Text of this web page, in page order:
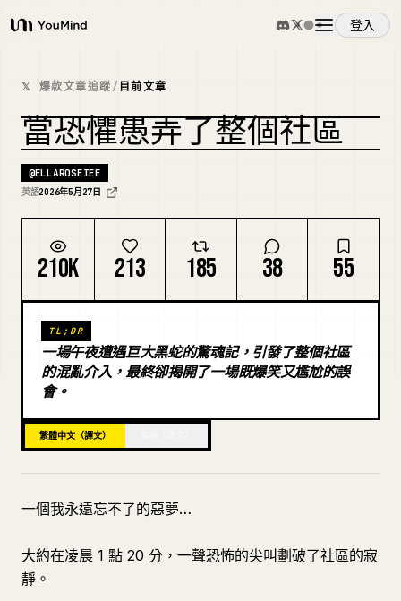
YouMind
登入
概覽
使用案例
技能
提示詞
下載
部落格
𝕏 爆款文章追蹤/ 目前文章
當恐懼愚弄了整個社區
@ELLAROSEIEE
英語2026年5月27日
210K 213 185 38 55
TL;DR
一場午夜遭遇巨大黑蛇的驚魂記，引發了整個社區
的混亂介入，最終卻揭開了一場既爆笑又尷尬的誤
會。
繁體中文（譯文）
一個我永遠忘不了的惡夢…
大約在凌晨 1 點 20 分，一聲恐怖的尖叫劃破了社區的寂
靜。